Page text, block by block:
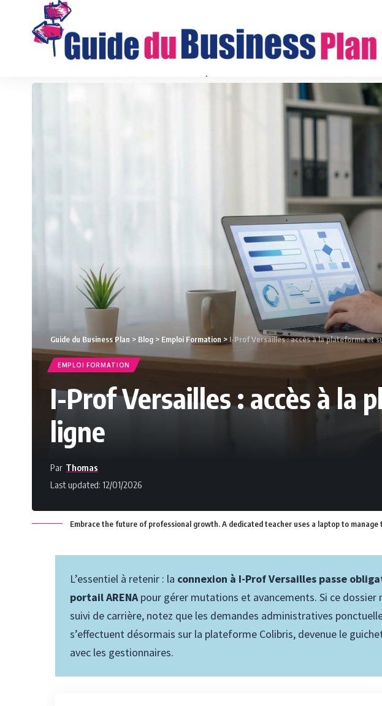
Guide du Business Plan > Blog > Emploi Formation > I-Prof Versailles : accès à la plateforme et
EMPLOI FORMATION
I-Prof Versailles : accès à la
ligne
Last updated: 12/01/2026
Par Thomas
Embrace the future of professional growth. A dedicated teacher uses a laptop to
L’essentiel à retenir : la connexion à I-Prof Versailles passe
portail ARENApour gérer mutations et avancements. Si ce dossier
suivi de carrière, notez que les demandes administratives
s’effectuent désormais sur la plateforme Colibris, devenue le
avec les gestionnaires.